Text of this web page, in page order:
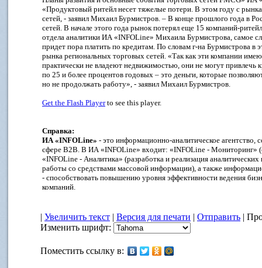
«Продуктовый ритейл несет тяжелые потери. В этом году с
сетей, - заявил Михаил Бурмистров. – В конце прошлого года в
сетей. В начале этого года рынок потерял еще 15 компаний-
отдела аналитики ИА «INFOLine» Михаила Бурмистрова, самое
придет пора платить по кредитам. По словам г-на Бурмистрова в
рынка региональных торговых сетей. «Так как эти компании
практически не владеют недвижимостью, они не могут
по 25 и более процентов годовых – это деньги, которые
но не продолжать работу», - заявил Михаил Бурмистров.
Get the Flash Playerto see this player.
Справка:
ИА «INFOLine» - это информационно-аналитическое агентство,
сфере B2B. В ИА «INFOLine» входит: «INFOLine - Мониторинг»
«INFOLine - Аналитика» (разработка и реализация
работы со средствами массовой информации), а также
- способствовать повышению уровня эффективности ведения
компаний.
| Увеличить текст | Версия для печати | Отправить |
Изменить шрифт:
Поместить ссылку в: